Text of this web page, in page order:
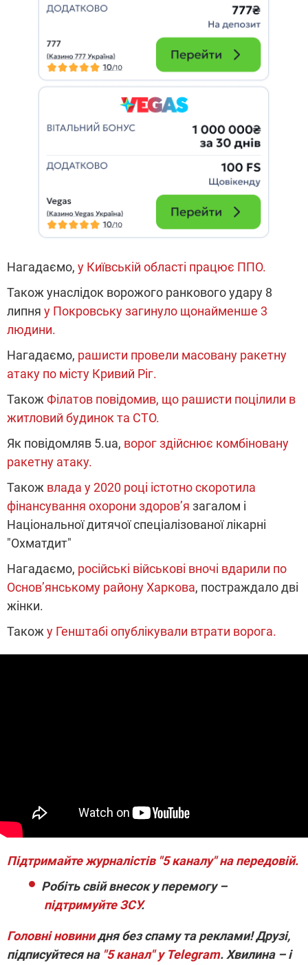
Нагадаємо, у Київській області працює ППО.
Також унаслідок ворожого ранкового удару 8
липня у Покровську загинуло щонайменше 3
людини.
Нагадаємо, рашисти провели масовану ракетну
атаку по місту Кривий Ріг.
ТакожФілатов повідомив, що рашисти поцілили в
житловий будинок та СТО.
Як повідомляв 5.ua, ворог здійснює комбіновану
ракетну атаку.
Також влада у 2020 році істотно скоротила
фінансування охорони здоров’я загалом і
Національної дитячої спеціалізованої лікарні
"Охматдит"
Нагадаємо, російські військові вночі вдарили по
Основʼянському району Харкова, постраждало дві
жінки.
Такожу Генштабі опублікували втрати ворога.
Підтримайте журналістів "5 каналу" на передовій.
Робіть свій внесок у перемогу –
підтримуйте ЗСУ.
Головні новинидня без спаму та реклами! Друзі,
підписуйтеся на "5 канал" у Telegram. Хвилина – і